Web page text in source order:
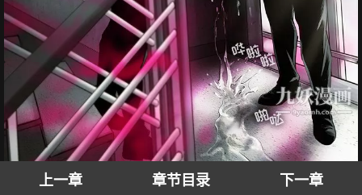
上一章 章节目录 下一章